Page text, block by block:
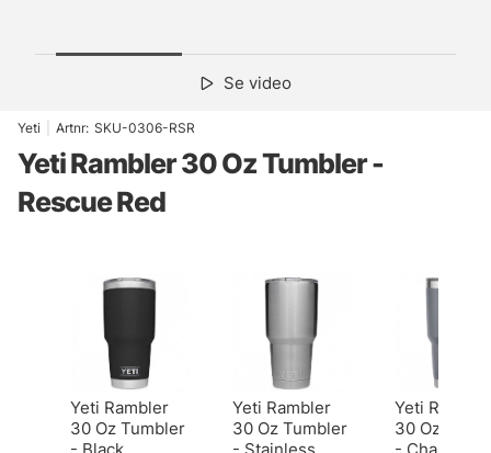
Se video
Yeti Artnr: SKU-0306-RSR
Yeti Rambler 30 Oz Tumbler -
Rescue Red
Yeti Rambler
30 Oz Tumbler
Yeti Rambler
30 Oz Tumbler
Yeti
30 Oz